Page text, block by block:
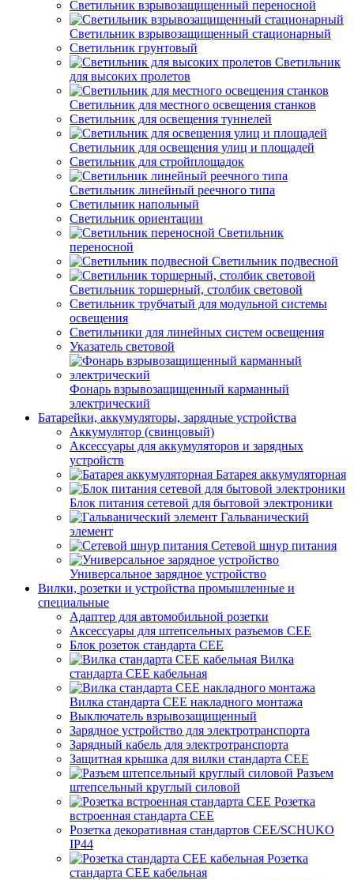
Светильник взрывозащищенный переносной
Светильник взрывозащищенный стационарный
Светильник грунтовый
Светильник
для высоких пролетов
Светильник для местного освещения станков
Светильник для освещения туннелей
Светильник для освещения улиц и площадей
Светильник для стройплощадок
Светильник линейный реечного типа
Светильник напольный
Светильник ориентации
Светильник
переносной
Светильник подвесной
Светильник торшерный, столбик световой
Светильник трубчатый для модульной системы
освещения
Светильники для линейных систем освещения
Указатель световой
Фонарь взрывозащищенный карманный
электрический
Батарейки, аккумуляторы, зарядные устройства
Аккумулятор (свинцовый)
Аксессуары для аккумуляторов и зарядных
устройств
Батарея аккумуляторная
Блок питания сетевой для бытовой электроники
Гальванический
элемент
Сетевой шнур питания
Универсальное зарядное устройство
Вилки, розетки и устройства промышленные и
специальные
Адаптер для автомобильной розетки
Аксессуары для штепсельных разъемов CEE
Блок розеток стандарта CEE
Вилка
стандарта CEE кабельная
Вилка стандарта CEE накладного монтажа
Выключатель взрывозащищенный
Зарядное устройство для электротранспорта
Зарядный кабель для электротранспорта
Защитная крышка для вилки стандарта CEE
Разъем
штепсельный круглый силовой
Розетка
встроенная стандарта CEE
Розетка декоративная стандартов CEE/SCHUKO
IP44
Розетка
стандарта СЕЕ кабельная